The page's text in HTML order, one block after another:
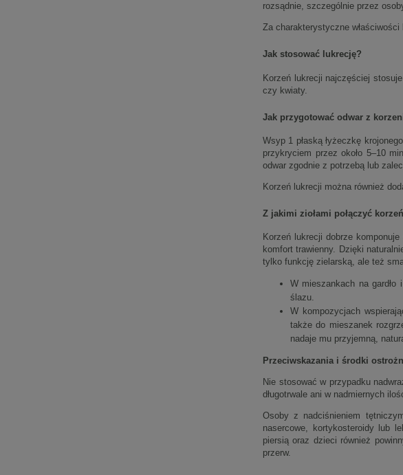
rozsądnie, szczególnie przez
Za charakterystyczne
Jak stosować lukrecję?
Korzeń lukrecji najczęściej
czy kwiaty.
Jak przygotować odwar z
Wsyp 1 płaską łyżeczkę
przykryciem przez około 5–10
odwar zgodnie z potrzebą lub
Korzeń lukrecji można również
Z jakimi ziołami połączyć
Korzeń lukrecji dobrze
komfort trawienny. Dzięki
tylko funkcję zielarską, ale też
W mieszankach na gardło
ślazu.
W kompozycjach
także do mieszanek
nadaje mu przyjemną,
Przeciwskazania i środki
Nie stosować w przypadku
długotrwale ani w nadmiernych
Osoby z nadciśnieniem
nasercowe, kortykosteroidy lub
piersią oraz dzieci również
przerw.